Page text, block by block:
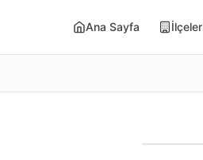
Ana Sayfa İlçeler